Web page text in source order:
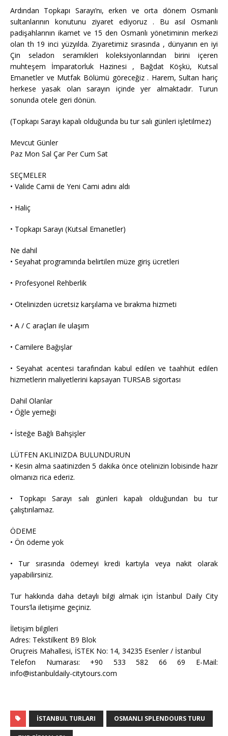
Ardından Topkapı Sarayı’nı, erken ve orta dönem Osmanlı
sultanlarının konutunu ziyaret ediyoruz . Bu asıl Osmanlı
padişahlarının ikamet ve 15 den Osmanlı yönetiminin merkezi
olan th 19 inci yüzyılda. Ziyaretimiz sırasında , dünyanın en iyi
Çin seladon seramikleri koleksiyonlarından birini içeren
muhteşem İmparatorluk Hazinesi , Bağdat Köşkü, Kutsal
Emanetler ve Mutfak Bölümü göreceğiz . Harem, Sultan hariç
herkese yasak olan sarayın içinde yer almaktadır. Turun
sonunda otele geri dönün.
(Topkapı Sarayı kapalı olduğunda bu tur salı günleri işletilmez)
Mevcut Günler
Paz Mon Sal Çar Per Cum Sat
SEÇMELER
• Valide Camii de Yeni Cami adını aldı
• Haliç
• Topkapı Sarayı (Kutsal Emanetler)
Ne dahil
• Seyahat programında belirtilen müze giriş ücretleri
• Profesyonel Rehberlik
• Otelinizden ücretsiz karşılama ve bırakma hizmeti
• A / C araçları ile ulaşım
• Camilere Bağışlar
• Seyahat acentesi tarafından kabul edilen ve taahhüt edilen
hizmetlerin maliyetlerini kapsayan TURSAB sigortası
Dahil Olanlar
• Öğle yemeği
• İsteğe Bağlı Bahşişler
LÜTFEN AKLINIZDA BULUNDURUN
• Kesin alma saatinizden 5 dakika önce otelinizin lobisinde hazır
olmanızı rica ederiz.
• Topkapı Sarayı salı günleri kapalı olduğundan bu tur
çalıştırılamaz.
ÖDEME
• Ön ödeme yok
• Tur sırasında ödemeyi kredi kartıyla veya nakit olarak
yapabilirsiniz.
Tur hakkında daha detaylı bilgi almak için İstanbul Daily City
Tours’la iletişime geçiniz.
İletişim bilgileri
Adres: Tekstilkent B9 Blok
Oruçreis Mahallesi, İSTEK No: 14, 34235 Esenler / İstanbul
Telefon Numarası: +90 533 582 66 69 E-Mail:
info@istanbuldaily-citytours.com
İSTANBUL TURLARI OSMANLI SPLENDOURS TURU